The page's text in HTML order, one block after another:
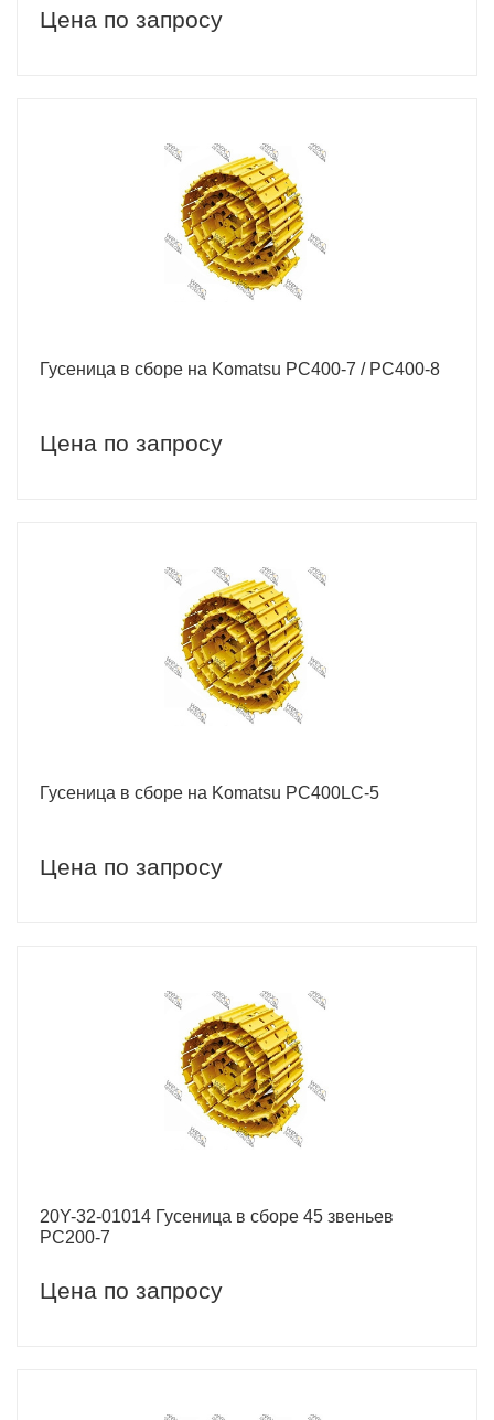
Цена по запросу
Гусеница в сборе на Komatsu РС400-7 / PC400-8
Цена по запросу
Гусеница в сборе на Komatsu РС400LC-5
Цена по запросу
20Y-32-01014 Гусеница в сборе 45 звеньев
PC200-7
Цена по запросу